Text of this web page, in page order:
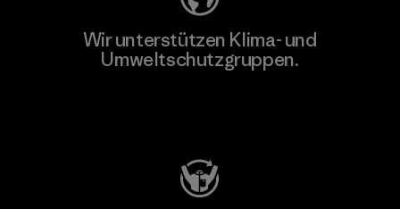
Wir unterstützen Klima- und
Umweltschutzgruppen.